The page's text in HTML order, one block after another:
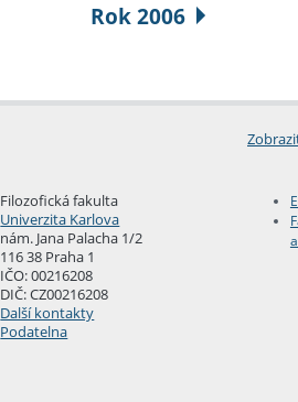
Rok 2006
Filozofická fakulta
Univerzita Karlova
nám. Jana Palacha 1/2
116 38 Praha 1
IČO: 00216208
DIČ: CZ00216208
Další kontakty
Podatelna